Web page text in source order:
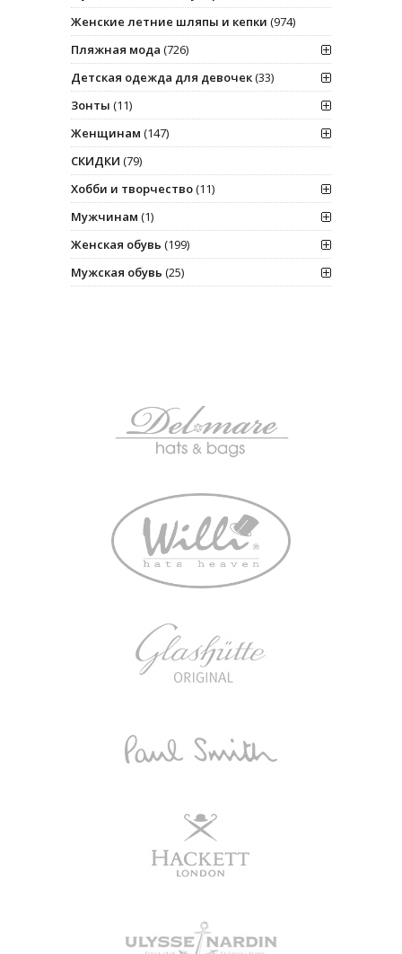
Женские летние шляпы и кепки (974)
Пляжная мода (726)
Детская одежда для девочек(33)
Зонты (11)
Женщинам (147)
СКИДКИ (79)
Хобби и творчество(11)
Мужчинам (1)
Женская обувь (199)
Мужская обувь (25)